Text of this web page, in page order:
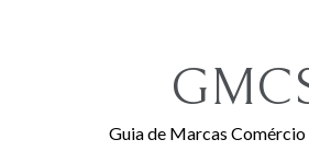
Guia de Marcas Comércio